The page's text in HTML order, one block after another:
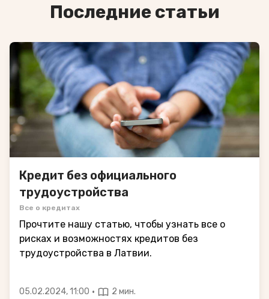
Последние статьи
Кредит без официального
трудоустройства
Все о кредитах
Прочтите нашу статью, чтобы узнать все о
рисках и возможностях кредитов без
трудоустройства в Латвии.
05.02.2024, 11:00 · 2 мин.